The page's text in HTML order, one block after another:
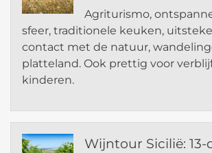
Agriturismo,
sfeer, traditionele keuken,
contact met de natuur,
platteland. Ook prettig voor
kinderen.
Wijntour Sicilië: 13-